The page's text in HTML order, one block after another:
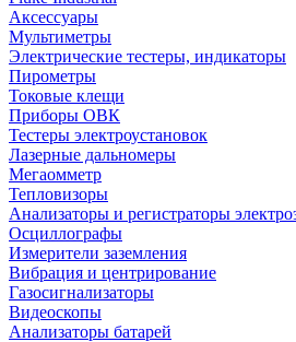
Аксессуары
Мультиметры
Электрические тестеры, индикаторы
Пирометры
Токовые клещи
Приборы ОВК
Тестеры электроустановок
Лазерные дальномеры
Мегаомметр
Тепловизоры
Анализаторы и регистраторы
Осциллографы
Измерители заземления
Вибрация и центрирование
Газосигнализаторы
Видеоскопы
Анализаторы батарей